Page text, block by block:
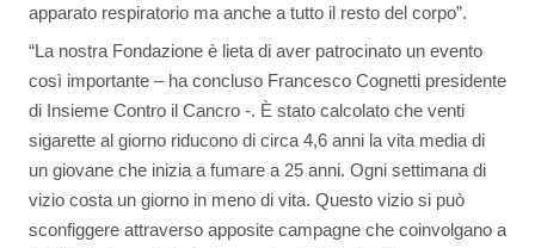
apparato respiratorio ma anche a tutto il resto del corpo”.
“La nostra Fondazione è lieta di aver patrocinato un evento
così importante – ha concluso Francesco Cognetti presidente
di Insieme Contro il Cancro -. È stato calcolato che venti
sigarette al giorno riducono di circa 4,6 anni la vita media di
un giovane che inizia a fumare a 25 anni. Ogni settimana di
vizio costa un giorno in meno di vita. Questo vizio si può
sconfiggere attraverso apposite campagne che coinvolgano a